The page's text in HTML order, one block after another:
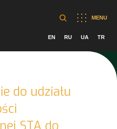
MENU
EN RU UA TR
do udziału